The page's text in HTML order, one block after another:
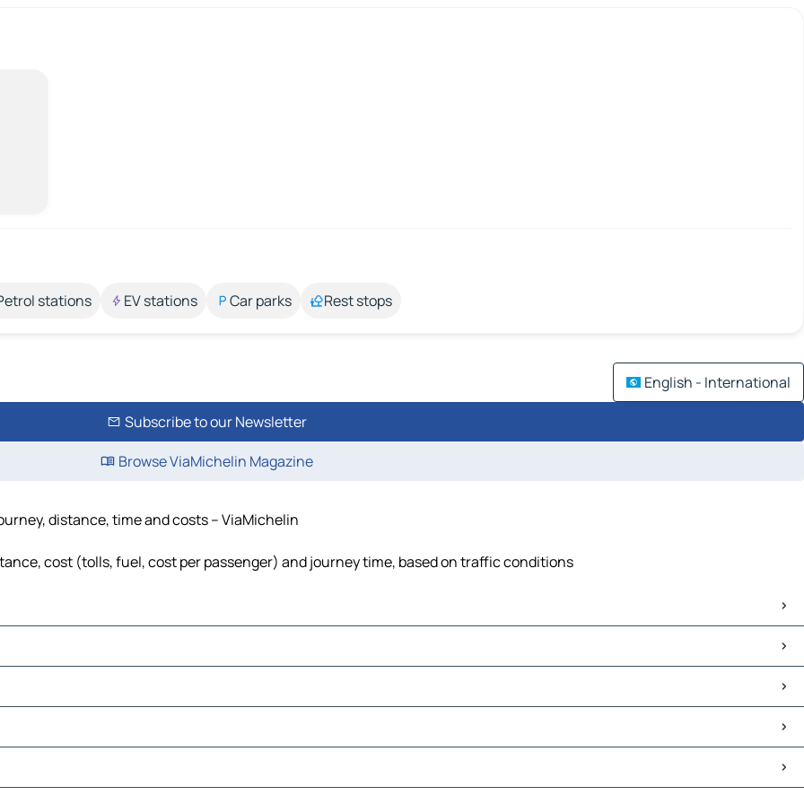
stations EV stations Car parks Rest stops
English - International
Subscribe to our Newsletter
Browse ViaMichelin Magazine
distance, time and costs – ViaMichelin
cost (tolls, fuel, cost per passenger) and journey time, based on traffic conditions